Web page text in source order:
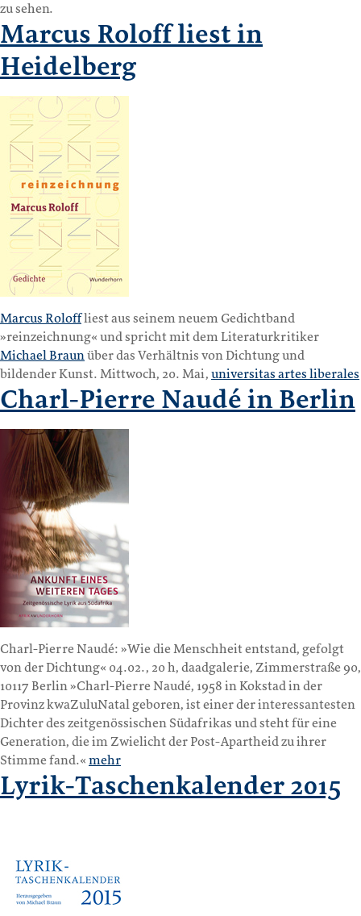
zu sehen.
Marcus Roloff liest in
Heidelberg
Marcus Roloffliest aus seinem neuem Gedichtband
»reinzeichnung« und spricht mit dem Literaturkritiker
Michael Braunüber das Verhältnis von Dichtung und
bildender Kunst. Mittwoch, 20. Mai, universitas artes liberales
Charl-Pierre Naudé in Berlin
Charl-Pierre Naudé: »Wie die Menschheit entstand, gefolgt
von der Dichtung« 04.02., 20 h, daadgalerie, Zimmerstraße 90,
10117 Berlin »Charl-Pierre Naudé, 1958 in Kokstad in der
Provinz kwaZuluNatal geboren, ist einer der interessantesten
Dichter des zeitgenössischen Südafrikas und steht für eine
Generation, die im Zwielicht der Post-Apartheid zu ihrer
Stimme fand.« mehr
Lyrik-Taschenkalender 2015